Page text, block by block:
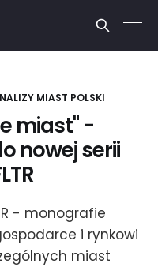
MIAST POLSKI
miast" -
nowej serii
- monografie
i rynkowi
miast